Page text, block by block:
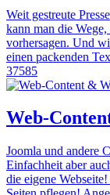
Weit gestreute
kann man die
vorhersagen. Und
einen packenden
37585
Web-
Joomla und andere
Einfachheit aber
die eigene